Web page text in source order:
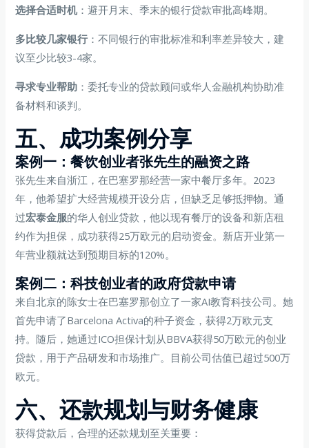
选择合适时机 ：避开月末、季末的银行贷款审批高峰期。
多比较几家银行 ：不同银行的审批标准和利率差异较大，建
议至少比较3-4家。
寻求专业帮助 ：委托专业的贷款顾问或华人金融机构协助准
备材料和谈判。
五、成功案例分享
案例一：餐饮创业者张先生的融资之路
张先生来自浙江，在巴塞罗那经营一家中餐厅多年。2023
年，他希望扩大经营规模开设分店，但缺乏足够抵押物。通
过宏泰金服的华人创业贷款，他以现有餐厅的设备和新店租
约作为担保，成功获得25万欧元的启动资金。新店开业第一
年营业额就达到预期目标的120%。
案例二：科技创业者的政府贷款申请
来自北京的陈女士在巴塞罗那创立了一家AI教育科技公司。她
首先申请了Barcelona Activa的种子资金，获得2万欧元支
持。随后，她通过ICO担保计划从BBVA获得50万欧元的创业
贷款，用于产品研发和市场推广。目前公司估值已超过500万
欧元。
六、还款规划与财务健康
获得贷款后，合理的还款规划至关重要：